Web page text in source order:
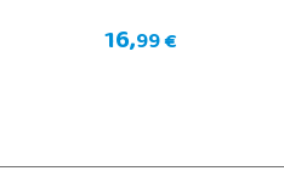
16,99 €